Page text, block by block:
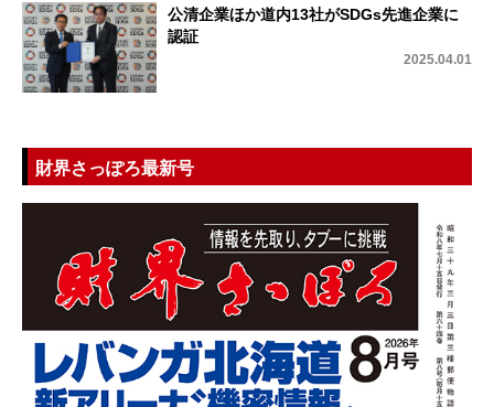
公清企業ほか道内13社がSDGs先進企業に
認証
2025.04.01
財界さっぽろ最新号